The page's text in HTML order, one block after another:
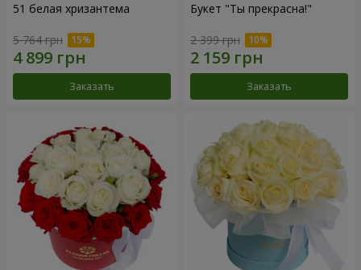
51 белая хризантема
5 764 грн
Заказать
Букет "Ты прекрасна!"
2 399 грн
Заказать